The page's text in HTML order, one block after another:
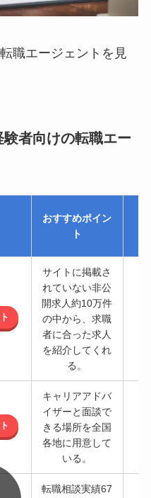
職エージェントを見
者向けの転職エー
おすすめポイン
ト
サイトに掲載さ
れていない非公
開求人約10万件
の中から、求職
者に合った求人
を紹介してくれ
る。
キャリアアドバ
イザーと面談で
きる場所を全国
各地に用意して
いる。
転職相談実績67